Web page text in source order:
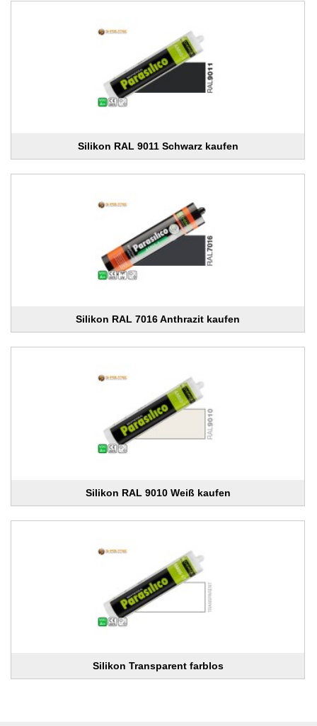
Silikon RAL 9011 Schwarz kaufen
Silikon RAL 7016 Anthrazit kaufen
Silikon RAL 9010 Weiß kaufen
Silikon Transparent farblos